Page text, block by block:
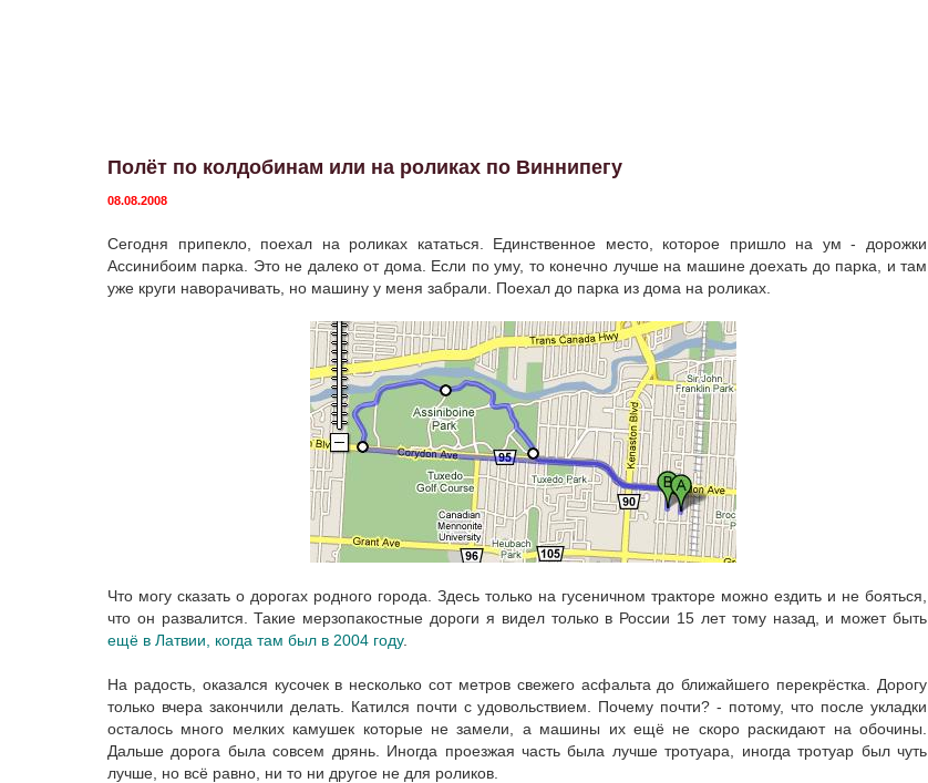
Полёт по колдобинам или на роликах по Виннипегу
08.08.2008
Сегодня припекло, поехал на роликах кататься. Единственное место, которое пришло на ум - дорожки
Ассинибоим парка. Это не далеко от дома. Если по уму, то конечно лучше на машине доехать до парка, и там
уже круги наворачивать, но машину у меня забрали. Поехал до парка из дома на роликах.
Что могу сказать о дорогах родного города. Здесь только на гусеничном тракторе можно ездить и не бояться,
что он развалится. Такие мерзопакостные дороги я видел только в России 15 лет тому назад, и может быть
ещё в Латвии, когда там был в 2004 году.
На радость, оказался кусочек в несколько сот метров свежего асфальта до ближайшего перекрёстка. Дорогу
только вчера закончили делать. Катился почти с удовольствием. Почему почти? - потому, что после укладки
осталось много мелких камушек которые не замели, а машины их ещё не скоро раскидают на обочины.
Дальше дорога была совсем дрянь. Иногда проезжая часть была лучше тротуара, иногда тротуар был чуть
лучше, но всё равно, ни то ни другое не для роликов.